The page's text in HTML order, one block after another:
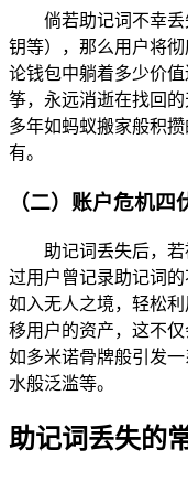
倘若助记词不幸
钥等），那么用户将
论钱包中躺着多少价
筝，永远消逝在找回
多年如蚂蚁搬家般积
有。
（二）账户危机四
助记词丢失后，
过用户曾记录助记词
如入无人之境，轻松
移用户的资产，这不
如多米诺骨牌般引发
水般泛滥等。
助记词丢失的